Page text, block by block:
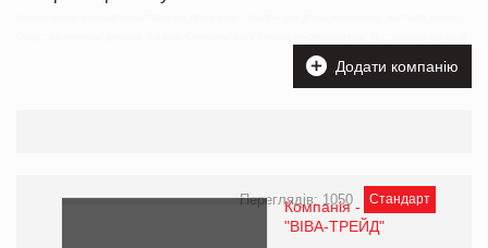
Додати компанію
Переглядів: 1050 Стандарт
Компанія - ТОВ
"ВІВА-ТРЕЙД"